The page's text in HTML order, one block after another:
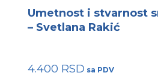
Umetnost i stvarnost
– Svetlana Rakić
4.400 RSD